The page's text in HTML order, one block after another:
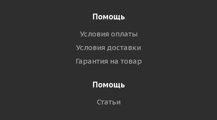
Помощь
Условия оплаты
Условия доставки
Гарантия на товар
Помощь
Статьи